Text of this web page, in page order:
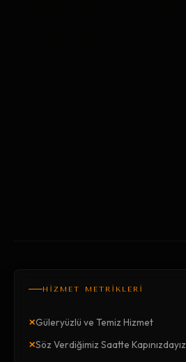
HİZMET METRİKLERİ
×Güleryüzlü ve Temiz Hizmet
×Söz Verdiğimiz Saatte Kapınızdayız